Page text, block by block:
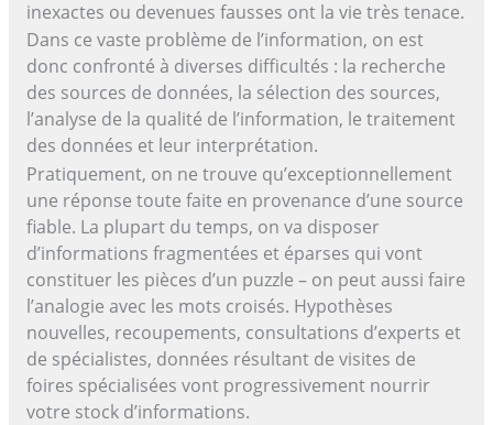
inexactes ou devenues fausses ont la vie très tenace.
Dans ce vaste problème de l’information, on est
donc confronté à diverses difficultés : la recherche
des sources de données, la sélection des sources,
l’analyse de la qualité de l’information, le traitement
des données et leur interprétation.
Pratiquement, on ne trouve qu’exceptionnellement
une réponse toute faite en provenance d’une source
fiable. La plupart du temps, on va disposer
d’informations fragmentées et éparses qui vont
constituer les pièces d’un puzzle – on peut aussi faire
l’analogie avec les mots croisés. Hypothèses
nouvelles, recoupements, consultations d’experts et
de spécialistes, données résultant de visites de
foires spécialisées vont progressivement nourrir
votre stock d’informations.